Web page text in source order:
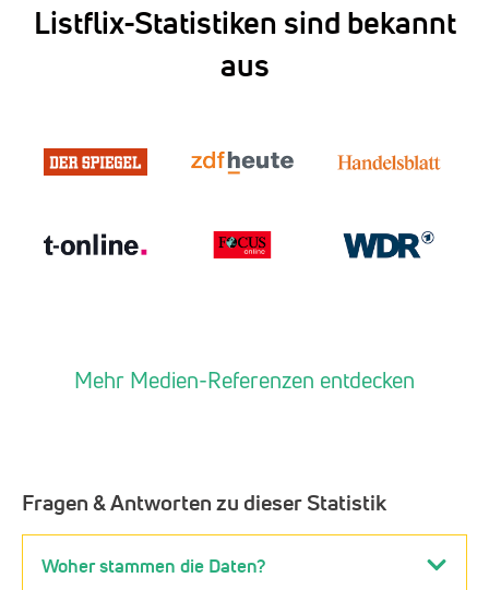
Listflix-Statistiken sind bekannt
aus
Mehr Medien-Referenzen entdecken
Fragen & Antworten zu dieser Statistik
Woher stammen die Daten?